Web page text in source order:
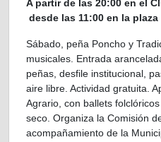
A partir de las 20:00 en el
desde las 11:00 en la
Sábado, peña Poncho y
musicales. Entrada
peñas, desfile institucional,
aire libre. Actividad gratuita.
Agrario, con ballets
seco. Organiza la Comisión
acompañamiento de la